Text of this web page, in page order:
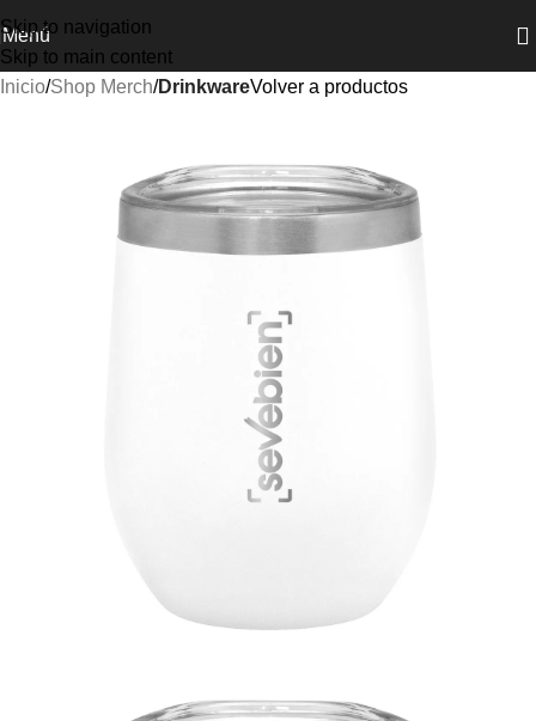
Skip to navigation
Skip to main content
Menú
Inicio Shop Merch DrinkwareVolver a productos